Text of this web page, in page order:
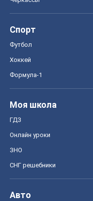
Спорт
Футбол
Хоккей
Формула-1
Моя школа
ГДЗ
Онлайн уроки
ЗНО
СНГ решебники
Авто